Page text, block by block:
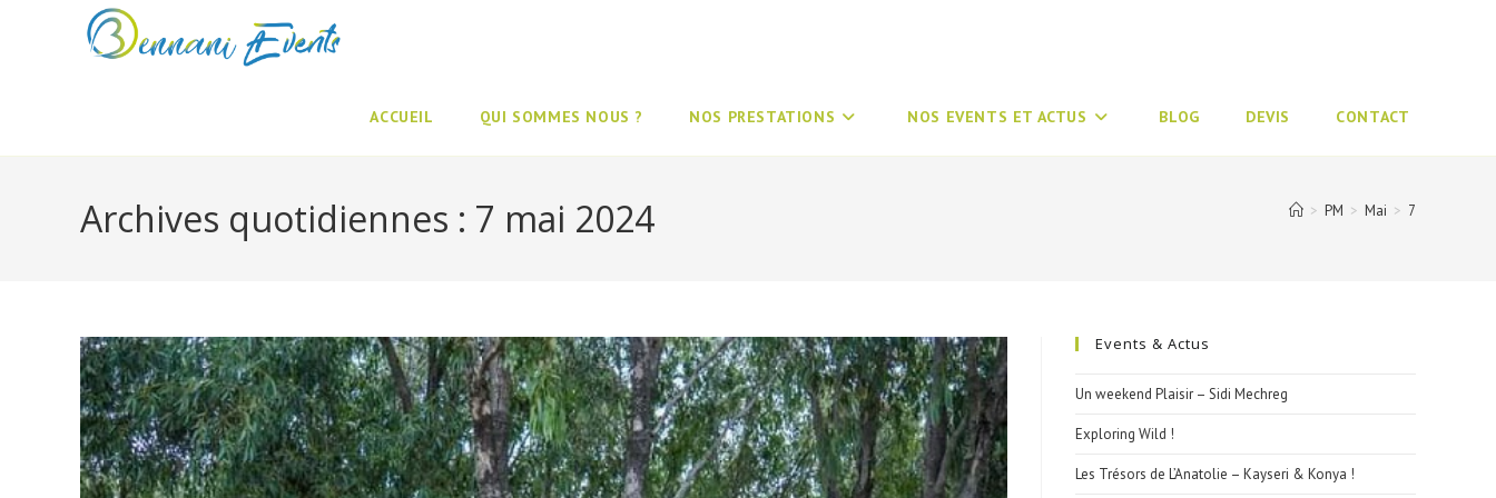
ACCUEIL QUI SOMMES NOUS ? NOS PRESTATIONS NOS EVENTS ET ACTUS BLOG DEVIS CONTACT
Archives quotidiennes : 7 mai 2024 > PM > Mai > 7
Events & Actus
Un weekend Plaisir – Sidi Mechreg
Exploring Wild !
Les Trésors de L’Anatolie – Kayseri & Konya !